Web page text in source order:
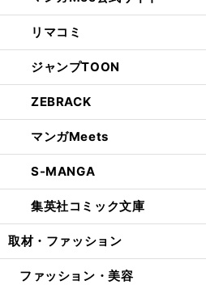
リマコミ
ジャンプTOON
ZEBRACK
マンガMeets
S-MANGA
集英社コミック文庫
取材・ファッション
ファッション・美容